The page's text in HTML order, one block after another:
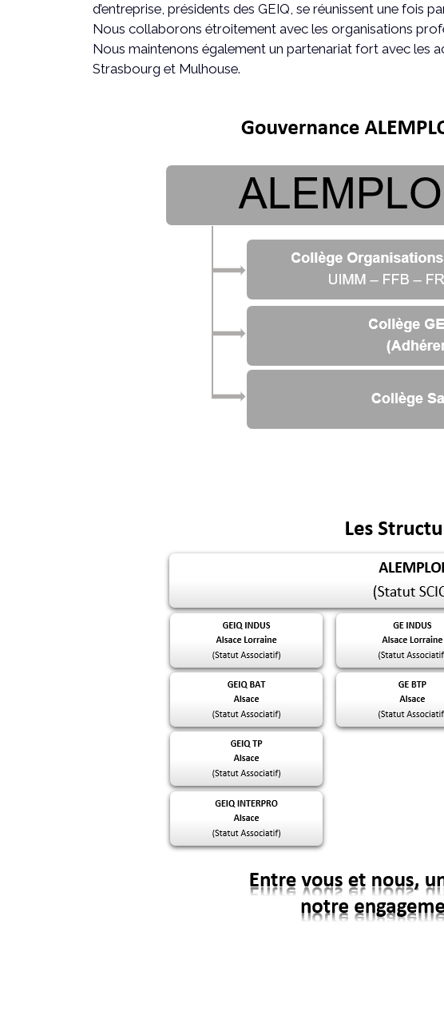
d’entreprise, présidents des GEIQ, se réunissent une fois
Nous collaborons étroitement avec les organisations
Nous maintenons également un partenariat fort avec les
Strasbourg et Mulhouse.